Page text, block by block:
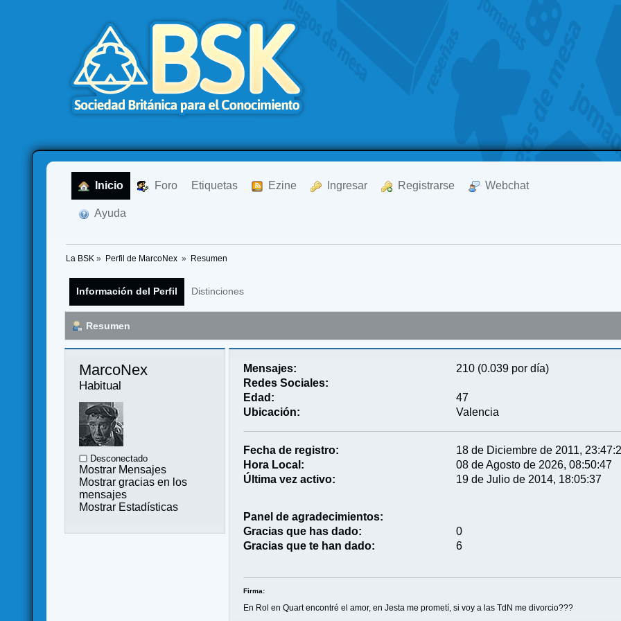
Inicio Foro Etiquetas Ezine Ingresar Registrarse Webchat
Ayuda
La BSK » Perfil de MarcoNex » Resumen
Información del Perfil Distinciones
Resumen
MarcoNex
Habitual
Desconectado
Mostrar Mensajes
Mostrar gracias en los
mensajes
Mostrar Estadísticas
Mensajes:
210 (0.039 por día)
Redes Sociales:
Edad:
47
Ubicación:
Valencia
Fecha de registro:
18 de Diciembre de 2011,
Hora Local:
08 de Agosto de 2026, 08:50:47
Última vez activo:
19 de Julio de 2014, 18:05:37
Panel de agradecimientos:
Gracias que has dado:
0
Gracias que te han dado:
6
Firma:
En Rol en Quart encontré el amor, en Jesta me prometí, si voy a las TdN me divorcio???